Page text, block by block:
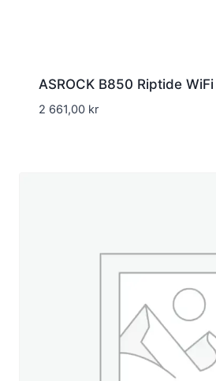
ASROCK B850 Riptide
2 661,00 kr